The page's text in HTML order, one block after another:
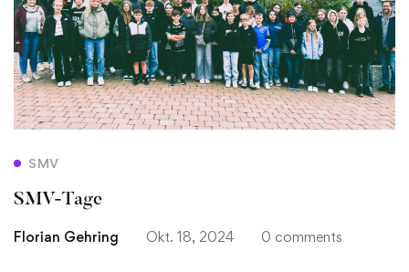
SMV
SMV-Tage
Florian Gehring Okt. 18, 2024 0 comments